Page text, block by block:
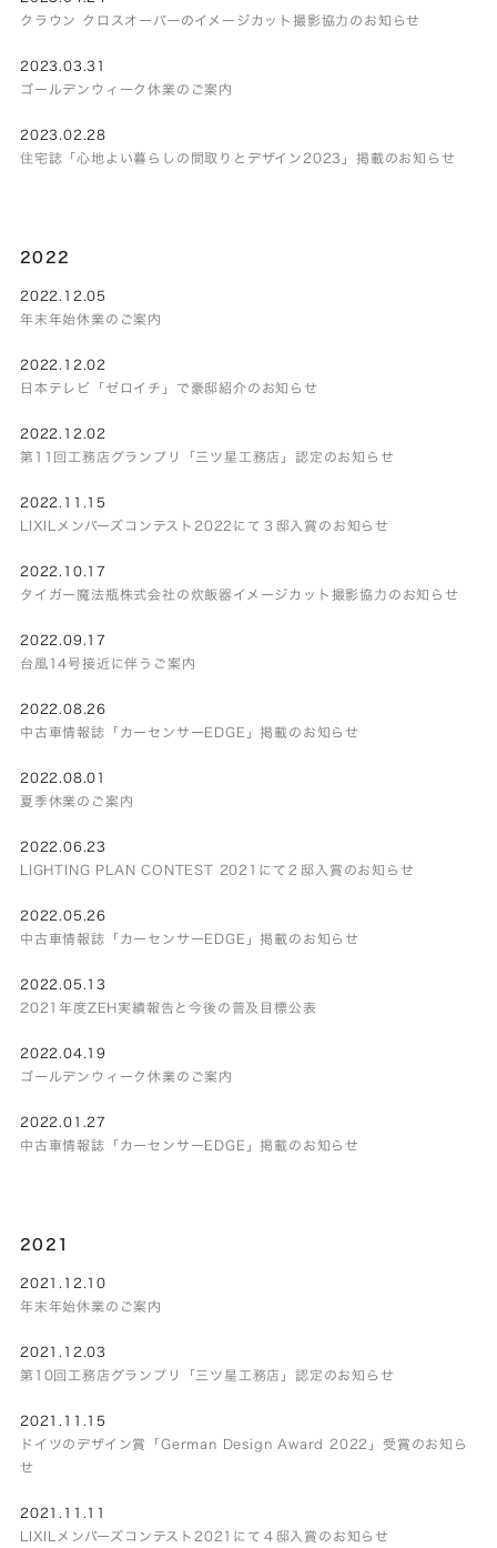
クラウン クロスオーバーのイメージカット撮影協力のお知らせ
2023.03.31
ゴールデンウィーク休業のご案内
2023.02.28
住宅誌「心地よい暮らしの間取りとデザイン2023」掲載のお知らせ
2022
2022.12.05
年末年始休業のご案内
2022.12.02
日本テレビ「ゼロイチ」で豪邸紹介のお知らせ
2022.12.02
第11回工務店グランプリ「三ツ星工務店」認定のお知らせ
2022.11.15
LIXILメンバーズコンテスト2022にて３邸入賞のお知らせ
2022.10.17
タイガー魔法瓶株式会社の炊飯器イメージカット撮影協力のお知らせ
2022.09.17
台風14号接近に伴うご案内
2022.08.26
中古車情報誌「カーセンサーEDGE」掲載のお知らせ
2022.08.01
夏季休業のご案内
2022.06.23
LIGHTING PLAN CONTEST 2021にて２邸入賞のお知らせ
2022.05.26
中古車情報誌「カーセンサーEDGE」掲載のお知らせ
2022.05.13
2021年度ZEH実績報告と今後の普及目標公表
2022.04.19
ゴールデンウィーク休業のご案内
2022.01.27
中古車情報誌「カーセンサーEDGE」掲載のお知らせ
2021
2021.12.10
年末年始休業のご案内
2021.12.03
第10回工務店グランプリ「三ツ星工務店」認定のお知らせ
2021.11.15
ドイツのデザイン賞「German Design Award 2022」受賞のお知ら
せ
2021.11.11
LIXILメンバーズコンテスト2021にて４邸入賞のお知らせ